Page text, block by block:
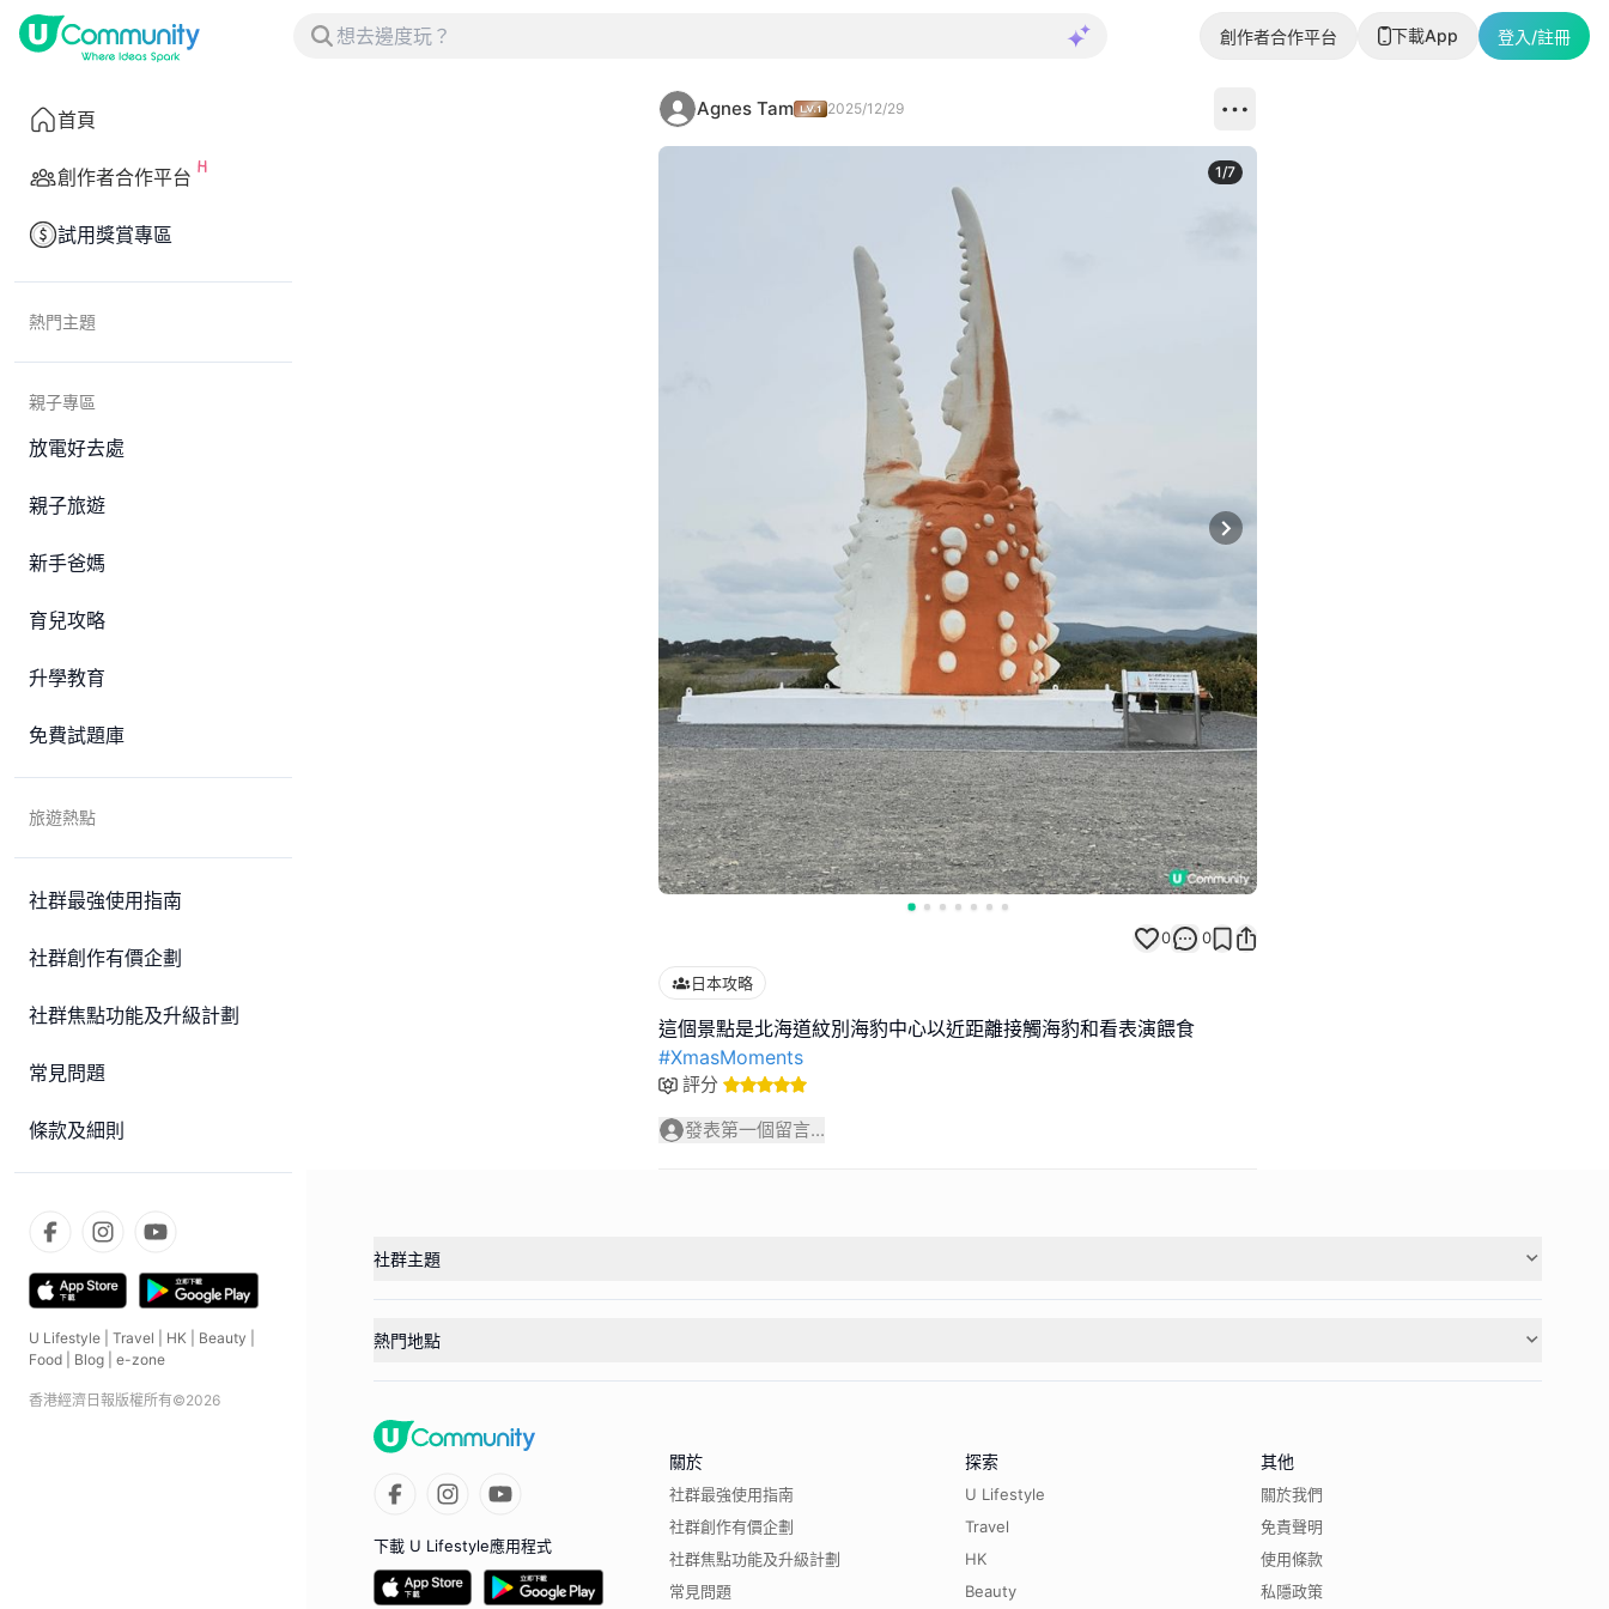
創作者合作平台 下載App 登入/註冊
首頁
創作者合作平台
試用獎賞專區
熱門主題
親子專區
放電好去處
親子旅遊
新手爸媽
育兒攻略
升學教育
免費試題庫
旅遊熱點
社群最強使用指南
社群創作有價企劃
社群焦點功能及升級計劃
常見問題
條款及細則
U Lifestyle Travel HK Beauty
Food
Blog e-zone
香港經濟日報版權所有©2026
Agnes Tam 2025/12/29
Next slide
1/7
0 0
日本攻略
#XmasMoments
評分
發表第一個留言...
社群主題
熱門地點
下載 U Lifestyle應用程式
關於
社群最強使用指南
社群創作有價企劃
社群焦點功能及升級計劃
常見問題
探索
U Lifestyle
Travel
HK
Beauty
其他
關於我們
免責聲明
使用條款
私隱政策